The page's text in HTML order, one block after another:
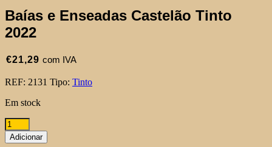
Baías e Enseadas Castelão Tinto
2022
€21,29 com IVA
REF: 2131 Tipo: Tinto
Em stock
Quantidade
de
Baías
Adicionar